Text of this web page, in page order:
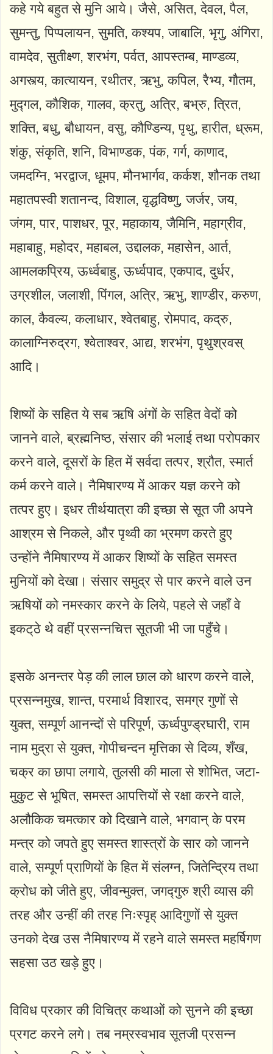
कहे गये बहुत से मुनि आये। जैसे, असित, देवल, पैल,
सुमन्तु, पिप्पलायन, सुमति, कश्यप, जाबालि, भृगु, अंगिरा,
वामदेव, सुतीक्ष्ण, शरभंग, पर्वत, आपस्तम्ब, माण्डव्य,
अगस्त्य, कात्यायन, रथीतर, ऋभु, कपिल, रैभ्य, गौतम,
मुद्गल, कौशिक, गालव, क्रतु, अत्रि, बभ्रु, त्रित,
शक्ति, बधु, बौधायन, वसु, कौण्डिन्य, पृथु, हारीत, ध्रूम,
शंकु, संकृति, शनि, विभाण्डक, पंक, गर्ग, काणाद,
जमदग्नि, भरद्वाज, धूमप, मौनभार्गव, कर्कश, शौनक तथा
महातपस्वी शतानन्द, विशाल, वृद्धविष्णु, जर्जर, जय,
जंगम, पार, पाशधर, पूर, महाकाय, जैमिनि, महाग्रीव,
महाबाहु, महोदर, महाबल, उद्दालक, महासेन, आर्त,
आमलकप्रिय, ऊर्ध्वबाहु, ऊर्ध्वपाद, एकपाद, दुर्धर,
उग्रशील, जलाशी, पिंगल, अत्रि, ऋभु, शाण्डीर, करुण,
काल, कैवल्य, कलाधार, श्वेतबाहु, रोमपाद, कद्रु,
कालाग्निरुद्रग, श्वेताश्वर, आद्य, शरभंग, पृथुश्रवस्
आदि।
शिष्यों के सहित ये सब ऋषि अंगों के सहित वेदों को
जानने वाले, ब्रह्मनिष्ठ, संसार की भलाई तथा परोपकार
करने वाले, दूसरों के हित में सर्वदा तत्पर, श्रौत, स्मार्त
कर्म करने वाले। नैमिषारण्य में आकर यज्ञ करने को
तत्पर हुए। इधर तीर्थयात्रा की इच्छा से सूत जी अपने
आश्रम से निकले, और पृथ्वी का भ्रमण करते हुए
उन्होंने नैमिषारण्य में आकर शिष्यों के सहित समस्त
मुनियों को देखा। संसार समुद्र से पार करने वाले उन
ऋषियों को नमस्कार करने के लिये, पहले से जहाँ वे
इकट्‌ठे थे वहीं प्रसन्नचित्त सूतजी भी जा पहुँचे।
इसके अनन्तर पेड़ की लाल छाल को धारण करने वाले,
प्रसन्नमुख, शान्त, परमार्थ विशारद, समग्र गुणों से
युक्त, सम्पूर्ण आनन्दों से परिपूर्ण, ऊर्ध्वपुण्ड्रघारी, राम
नाम मुद्रा से युक्त, गोपीचन्दन मृत्तिका से दिव्य, शँख,
चक्र का छापा लगाये, तुलसी की माला से शोभित, जटा-
मुकुट से भूषित, समस्त आपत्तियों से रक्षा करने वाले,
अलौकिक चमत्कार को दिखाने वाले, भगवान् के परम
मन्त्र को जपते हुए समस्त शास्त्रों के सार को जानने
वाले, सम्पूर्ण प्राणियों के हित में संलग्न, जितेन्द्रिय तथा
क्रोध को जीते हुए, जीवन्मुक्त, जगद्गुरु श्री व्यास की
तरह और उन्हीं की तरह निःस्पृह्‌ आदिगुणों से युक्त
उनको देख उस नैमिषारण्य में रहने वाले समस्त महर्षिगण
सहसा उठ खड़े हुए।
विविध प्रकार की विचित्र कथाओं को सुनने की इच्छा
प्रगट करने लगे। तब नम्रस्वभाव सूतजी प्रसन्न